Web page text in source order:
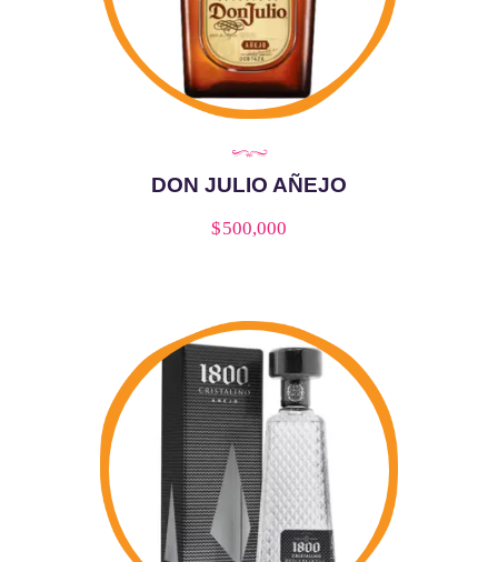
DON JULIO AÑEJO
$500,000